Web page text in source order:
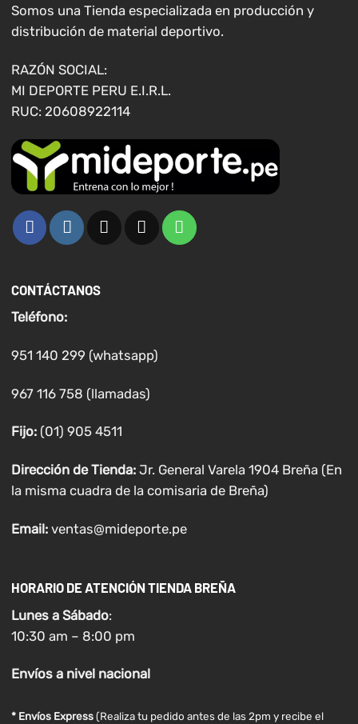
elegir
en
página
de
producto
Somos una Tienda especializada en producción y
distribución de material deportivo.
RAZÓN SOCIAL:
MI DEPORTE PERU E.I.R.L.
RUC: 20608922114
CONTÁCTANOS
Teléfono:
951 140 299 (whatsapp)
967 116 758 (llamadas)
Fijo:(01) 905 4511
Dirección de Tienda: Jr. General Varela 1904 Breña (En
la misma cuadra de la comisaria de Breña)
Email: ventas@mideporte.pe
HORARIO DE ATENCIÓN TIENDA BREÑA
Lunes a Sábado:
10:30 am – 8:00 pm
Envíosa nivel nacional
* Envíos Express(Realiza tu pedido antes de las 2pm y recibe el